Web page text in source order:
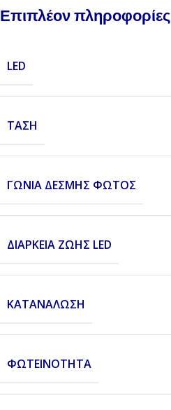
Επιπλέον πληροφορίες
LED
ΤΆΣΗ
ΓΩΝΊΑ ΔΈΣΜΗΣ ΦΩΤΌΣ
ΔΙΆΡΚΕΙΑ ΖΩΉΣ LED
ΚΑΤΑΝΆΛΩΣΗ
ΦΩΤΕΙΝΌΤΗΤΑ